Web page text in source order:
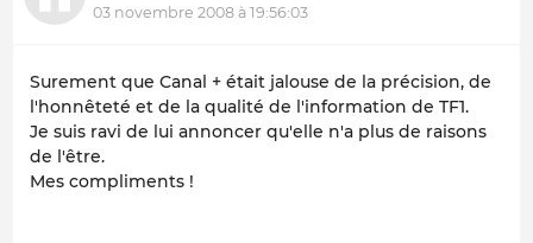
03 novembre 2008 à 19:56:03
Surement que Canal + était jalouse de la précision, de
l'honnêteté et de la qualité de l'information de TF1.
Je suis ravi de lui annoncer qu'elle n'a plus de raisons
de l'être.
Mes compliments !